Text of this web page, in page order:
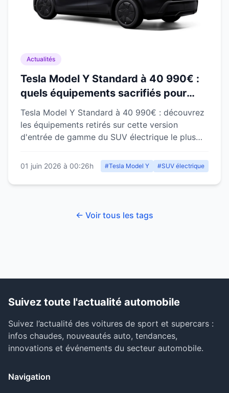
Actualités
Tesla Model Y Standard à 40 990€ :
quels équipements sacrifiés pour
démocratiser le SUV électrique le
plus vendu au monde
Tesla Model Y Standard à 40 990€ : découvrez
les équipements retirés sur cette version
d'entrée de gamme du SUV électrique le plus
01 juin 2026 à 00:26h #Tesla Model Y #SUV électrique
← Voir tous les tags
Suivez toute l'actualité automobile
Suivez l’actualité des voitures de sport et supercars :
infos chaudes, nouveautés auto, tendances,
innovations et événements du secteur automobile.
Navigation